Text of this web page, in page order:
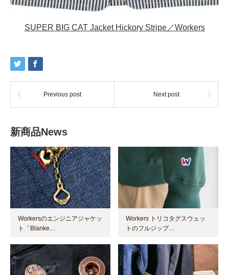
SUPER BIG CAT Jacket Hickory Stripe／Workers
Previous post Next post
新商品News
Workersのエンジニアジャケッ
ト「Blanke…
Workers トリコタグスウェッ
トのフルジップ…